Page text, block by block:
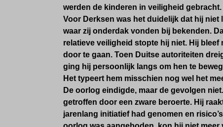
werden de kinderen in veiligheid
Voor Derksen was het duidelijk dat hij
waar zij onderdak vonden bij bekenden.
relatieve veiligheid stopte hij niet. Hij
door te gaan. Toen Duitse autoriteiten
ging hij persoonlijk langs om hen te
Het typeert hem misschien nog wel het
De oorlog eindigde, maar de gevolgen
getroffen door een zware beroerte. Hij
jarenlang initiatief had genomen en